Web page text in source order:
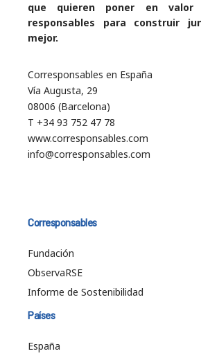
que quieren poner en valor
responsables para construir
mejor.
Corresponsables en España
Vía Augusta, 29
08006 (Barcelona)
T +34 93 752 47 78
www.corresponsables.com
info@corresponsables.com
Corresponsables
Fundación
ObservaRSE
Informe de Sostenibilidad
Países
España